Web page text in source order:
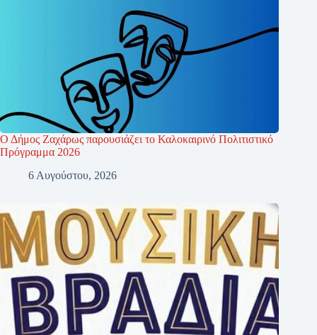
Ο Δήμος Ζαχάρως παρουσιάζει το Καλοκαιρινό Πολιτιστικό
Πρόγραμμα 2026
6 Αυγούστου, 2026